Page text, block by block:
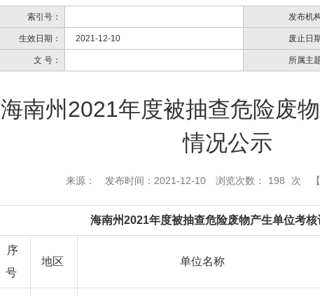
索引号： 发布机
生效日期： 2021-12-10 废止日
文 号： 所属主
海南州2021年度被抽查危险废
情况公示
来源： 发布时间：2021-12-10 浏览次数： 198 次
海南州2021年度被抽查危险废物产生单位考核
序
号
地区 单位名称